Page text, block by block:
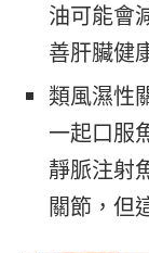
油可能會
善肝臟健
類風濕性
一起口服
靜脈注射
關節，但